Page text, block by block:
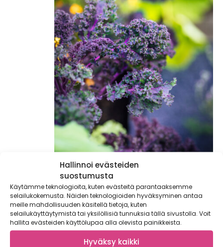
Hallinnoi evästeiden
suostumusta
Käytämme teknologioita, kuten evästeitä parantaaksemme
selailukokemusta. Näiden teknologioiden hyväksyminen antaa
meille mahdollisuuden käsitellä tietoja, kuten
selailukäyttäytymistä tai yksilöllisiä tunnuksia tällä sivustolla. Voit
hallita evästeiden käyttölupaa alla olevista painikkeista.
Hyväksy kaikki
Ylilannoituksen välttämiseksi on tärkeää, että
lannoitetta ei sekoiteta koko multamäärään, vaan se
jätetään yhtenäiseksi osioksi. Kasvin juuret kasvavat
vähitellen kiinni varastolannoitteeseen ja ottavat siitä
ravinteita tarpeensa mukaan. Osa juurista kasvaa
laimeammassa kasvualustaosassa ja sieltä kasvi
ottaa tarvitsemansa veden.